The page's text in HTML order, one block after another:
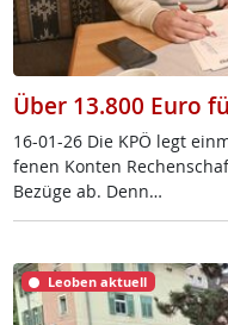
Über 13.800 Euro
16-01-26 Die KPÖ legt
fe­nen Kon­ten
Be­zü­ge ab. Denn…
Leoben aktuell